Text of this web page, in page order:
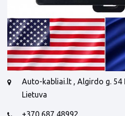
Auto-kabliai.lt , Algirdo g. 54
Lietuva
+370 687 48992